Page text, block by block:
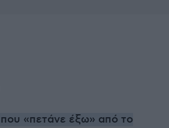
«πετάνε έξω» από το